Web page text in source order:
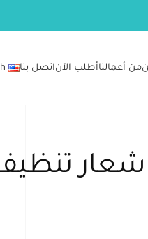
من أعمالناأطلب الآناتصل بنا